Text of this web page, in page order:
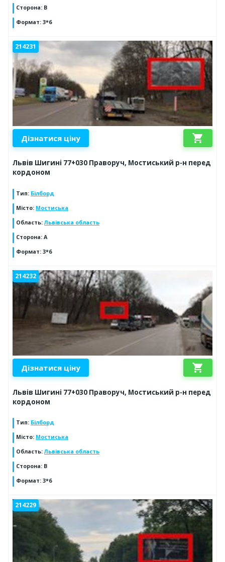
Сторона: В
Формат: 3*6
214231
Дізнатися ціну shopping_cart
Львів Шигині 77+030 Праворуч, Мостиський р-н перед
кордоном
Тип: Білборд
Місто: Мостиська
Область:Львівська область
Сторона: А
Формат: 3*6
214232
Дізнатися ціну shopping_cart
Львів Шигині 77+030 Праворуч, Мостиський р-н перед
кордоном
Тип: Білборд
Місто: Мостиська
Область:Львівська область
Сторона: В
Формат: 3*6
214229